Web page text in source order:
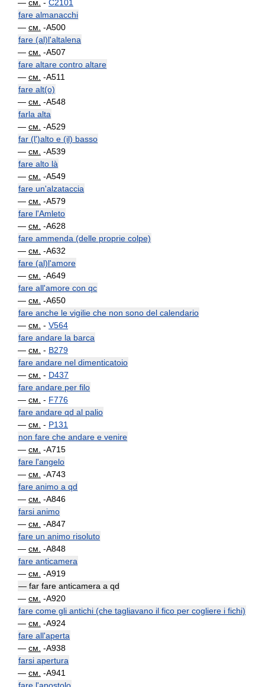
— см. - C2101
fare almanacchi
— см. -A500
fare (al)l'altalena
— см. -A507
fare altare contro altare
— см. -A511
fare alt(o)
— см. -A548
farla alta
— см. -A529
far (l')alto e (il) basso
— см. -A539
fare alto là
— см. -A549
fare un'alzataccia
— см. -A579
fare l'Amleto
— см. -A628
fare ammenda (delle proprie colpe)
— см. -A632
fare (al)l'amore
— см. -A649
fare all'amore con qc
— см. -A650
fare anche le vigilie che non sono del calendario
— см. - V564
fare andare la barca
— см. - B279
fare andare nel dimenticatoio
— см. - D437
fare andare per filo
— см. - F776
fare andare qd al palio
— см. - P131
non fare che andare e venire
— см. -A715
fare l'angelo
— см. -A743
fare animo a qd
— см. -A846
farsi animo
— см. -A847
fare un animo risoluto
— см. -A848
fare anticamera
— см. -A919
— far fare anticamera a qd
— см. -A920
fare come gli antichi (che tagliavano il fico per cogliere i fichi)
— см. -A924
fare all'aperta
— см. -A938
farsi apertura
— см. -A941